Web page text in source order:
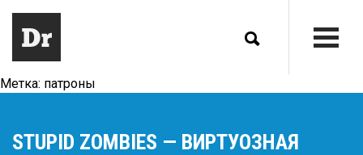
Метка: патроны
STUPID ZOMBIES — ВИРТУОЗНАЯ